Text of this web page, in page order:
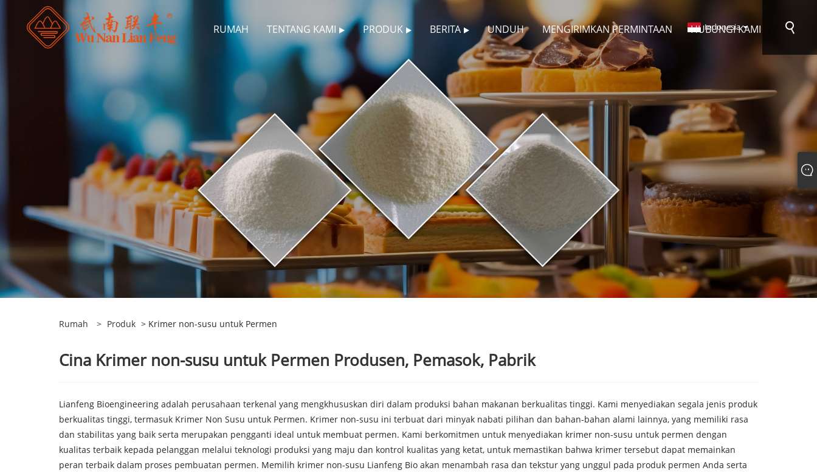
RUMAH TENTANG KAMI PRODUK BERITA UNDUH MENGIRIMKAN PERMINTAAN HUBUNGI KAMI
Indonesia
Rumah > Produk > Krimer non-susu untuk Permen
Cina Krimer non-susu untuk Permen Produsen, Pemasok, Pabrik
Lianfeng Bioengineering adalah perusahaan terkenal yang mengkhususkan diri dalam produksi bahan makanan berkualitas tinggi. Kami menyediakan segala jenis produk
berkualitas tinggi, termasuk Krimer Non Susu untuk Permen. Krimer non-susu ini terbuat dari minyak nabati pilihan dan bahan-bahan alami lainnya, yang memiliki rasa
dan stabilitas yang baik serta merupakan pengganti ideal untuk membuat permen. Kami berkomitmen untuk menyediakan krimer non-susu untuk permen dengan
kualitas terbaik kepada pelanggan melalui teknologi produksi yang maju dan kontrol kualitas yang ketat, untuk memastikan bahwa krimer tersebut dapat memainkan
peran terbaik dalam proses pembuatan permen. Memilih krimer non-susu Lianfeng Bio akan menambah rasa dan tekstur yang unggul pada produk permen Anda serta